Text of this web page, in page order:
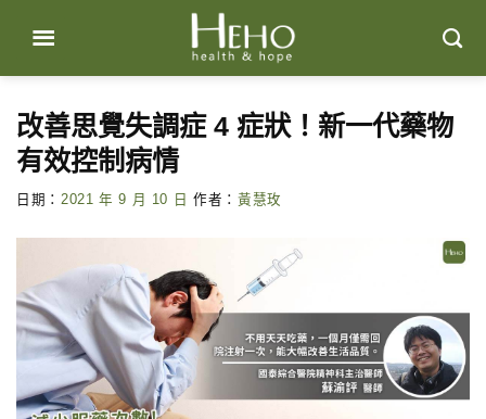
content
改善思覺失調症 4 症狀！新一代藥物
有效控制病情
日期： 2021 年 9 月 10 日 作者： 黃慧玫